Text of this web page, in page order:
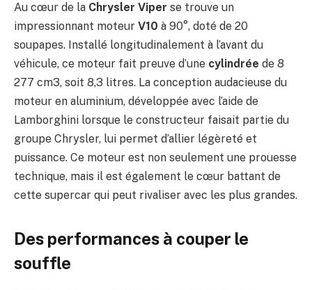
Au cœur de la Chrysler Viper se trouve un
impressionnant moteur V10 à 90°, doté de 20
soupapes. Installé longitudinalement à l’avant du
véhicule, ce moteur fait preuve d’une cylindrée de 8
277 cm3, soit 8,3 litres. La conception audacieuse du
moteur en aluminium, développée avec l’aide de
Lamborghini lorsque le constructeur faisait partie du
groupe Chrysler, lui permet d’allier légèreté et
puissance. Ce moteur est non seulement une prouesse
technique, mais il est également le cœur battant de
cette supercar qui peut rivaliser avec les plus grandes.
Des performances à couper le
souffle